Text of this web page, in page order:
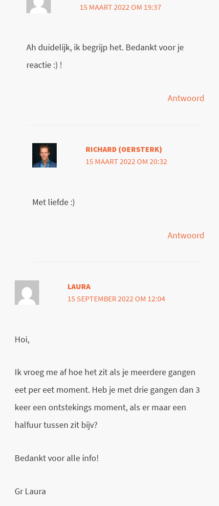
15 MAART 2022 OM 19:37
Ah duidelijk, ik begrijp het. Bedankt voor je
reactie :) !
Antwoord
RICHARD (OERSTERK)
15 MAART 2022 OM 20:32
Met liefde :)
Antwoord
LAURA
15 SEPTEMBER 2022 OM 12:04
Hoi,
Ik vroeg me af hoe het zit als je meerdere gangen
eet per eet moment. Heb je met drie gangen dan 3
keer een ontstekings moment, als er maar een
halfuur tussen zit bijv?
Bedankt voor alle info!
Gr Laura